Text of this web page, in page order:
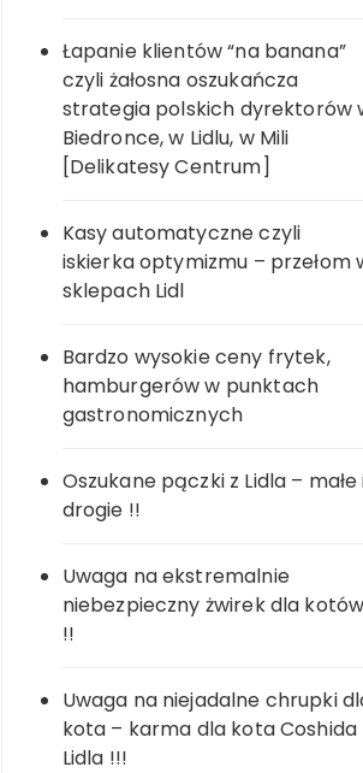
Łapanie klientów “na banana”
czyli żałosna oszukańcza
strategia polskich dyrektorów
Biedronce, w Lidlu, w Mili
[Delikatesy Centrum]
Kasy automatyczne czyli
iskierka optymizmu – przełom
sklepach Lidl
Bardzo wysokie ceny frytek,
hamburgerów w punktach
gastronomicznych
Oszukane pączki z Lidla – małe
drogie !!
Uwaga na ekstremalnie
niebezpieczny żwirek dla kotów
!!
Uwaga na niejadalne chrupki
kota – karma dla kota Coshida
Lidla !!!